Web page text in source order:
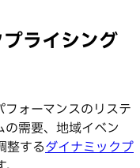
ライシング
ォーマンスのリステ
需要、地域イベン
整するダイナミックプ